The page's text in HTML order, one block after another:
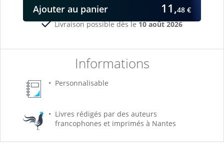
Informations
Livraison possible dès le10 août 2026
Personnalisable
Livres rédigés par des auteurs
francophones et imprimés à Nantes
Ajouter au panier 11,48 €